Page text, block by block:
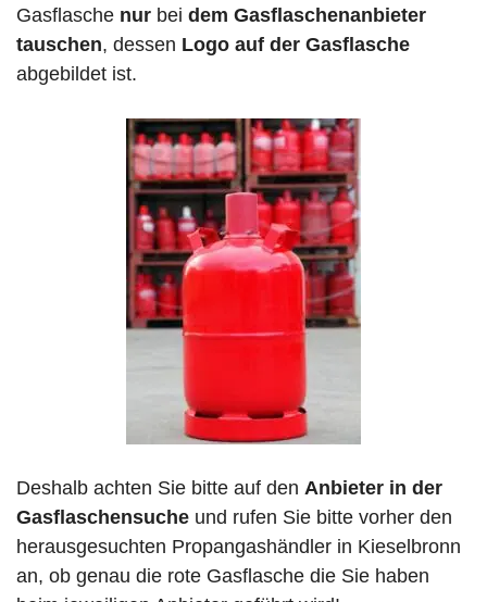
Gasflasche nur bei dem Gasflaschenanbieter
tauschen, dessen Logo auf der Gasflasche
abgebildet ist.
Deshalb achten Sie bitte auf den Anbieter in der
Gasflaschensuche und rufen Sie bitte vorher den
herausgesuchten Propangashändler in Kieselbronn
an, ob genau die rote Gasflasche die Sie haben